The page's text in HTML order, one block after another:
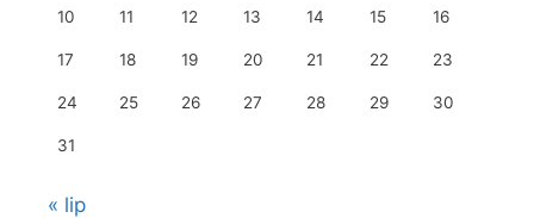
10 11 12 13 14 15 16
17 18 19 20 21 22 23
24 25 26 27 28 29 30
31
« lip